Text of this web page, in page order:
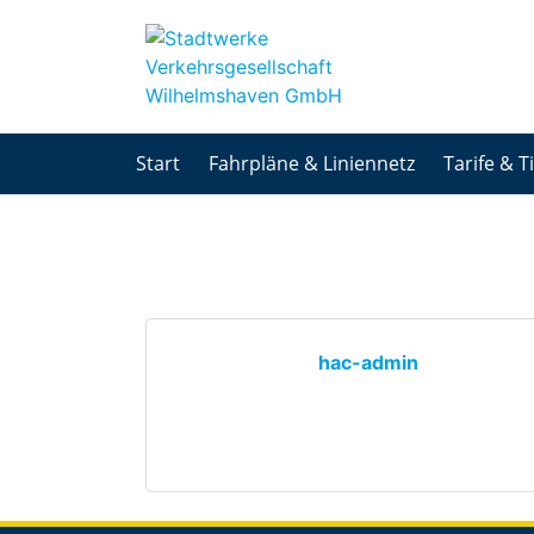
Start Fahrpläne & Liniennetz Tarife &
hac-admin